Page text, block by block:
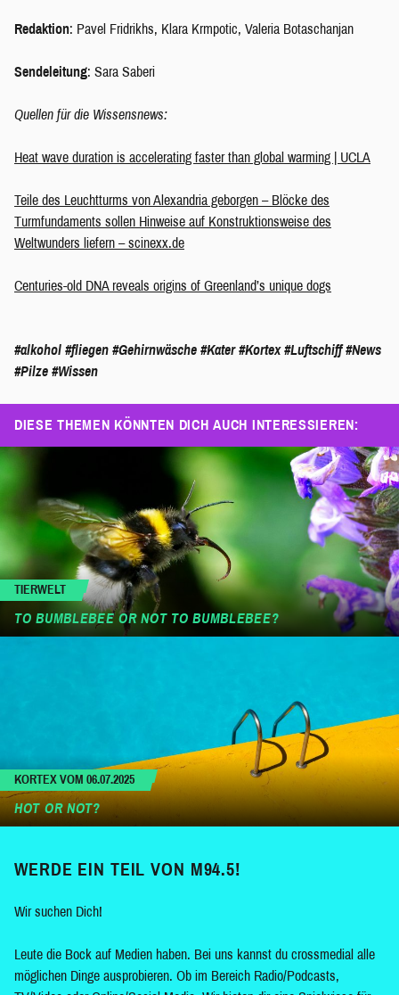
Redaktion: Pavel Fridrikhs, Klara Krmpotic, Valeria Botaschanjan
Sendeleitung: Sara Saberi
Quellen für die Wissensnews:
Heat wave duration is accelerating faster than global warming | UCLA
Teile des Leuchtturms von Alexandria geborgen – Blöcke des
Turmfundaments sollen Hinweise auf Konstruktionsweise des
Weltwunders liefern – scinexx.de
Centuries-old DNA reveals origins of Greenland’s unique dogs
#alkohol #fliegen #Gehirnwäsche #Kater #Kortex #Luftschiff #News
#Pilze #Wissen
DIESE THEMEN KÖNNTEN DICH AUCH INTERESSIEREN:
TIERWELT
TO BUMBLEBEE OR NOT TO BUMBLEBEE?
KORTEX VOM 06.07.2025
HOT OR NOT?
WERDE EIN TEIL VON M94.5!
Wir suchen Dich!
Leute die Bock auf Medien haben. Bei uns kannst du crossmedial alle
möglichen Dinge ausprobieren. Ob im Bereich Radio/Podcasts,